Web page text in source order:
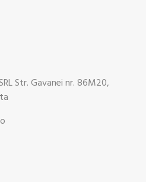
Str. Gavanei nr. 86M20,